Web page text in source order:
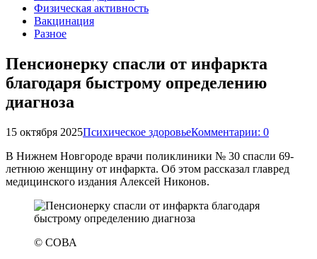
Физическая активность
Вакцинация
Разное
Пенсионерку спасли от инфаркта
благодаря быстрому определению
диагноза
15 октября 2025Психическое здоровьеКомментарии: 0
В Нижнем Новгороде врачи поликлиники № 30 спасли 69-
летнюю женщину от инфаркта. Об этом рассказал главред
медицинского издания Алексей Никонов.
© СОВА